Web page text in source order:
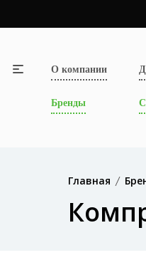
О компании
Бренды
Главная